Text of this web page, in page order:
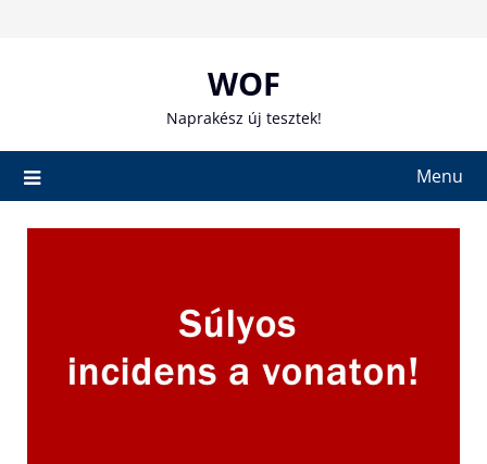
WOF
Naprakész új tesztek!
Menu